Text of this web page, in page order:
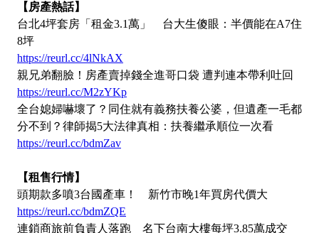
【房產熱話】
台北4坪套房「租金3.1萬」 台大生傻眼：半價能在A7住
8坪
https://reurl.cc/4lNkAX
親兄弟翻臉！房產賣掉錢全進哥口袋 遭判連本帶利吐回
https://reurl.cc/M2zYKp
全台媳婦嚇壞了？同住就有義務扶養公婆，但遺產一毛都
分不到？律師揭5大法律真相：扶養繼承順位一次看
https://reurl.cc/bdmZav
【租售行情】
頭期款多噴3台國產車！ 新竹市晚1年買房代價大
https://reurl.cc/bdmZQE
連鎖商旅前負責人落跑 名下台南大樓每坪3.85萬成交